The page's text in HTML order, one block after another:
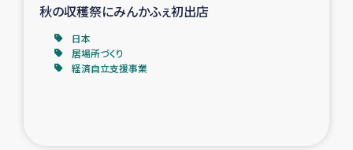
ガザ人道支援
令和6年能登半島地震 緊急支援
秋の収穫祭にみんかふぇ初出店
日本
居場所づくり
経済自立支援事業